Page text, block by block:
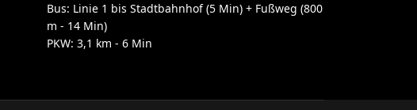
Bus: Linie 1 bis Stadtbahnhof (5 Min) + Fußweg (800
m - 14 Min)
PKW: 3,1 km - 6 Min